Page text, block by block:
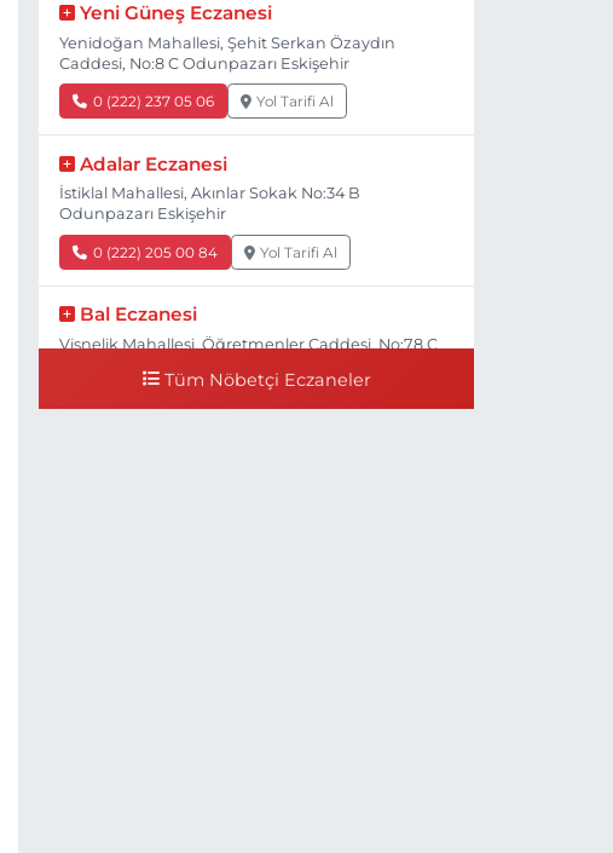
Yeni Güneş Eczanesi
Yenidoğan Mahallesi, Şehit Serkan Özaydın
Caddesi, No:8 C Odunpazarı Eskişehir
0 (222) 237 05 06 Yol Tarifi Al
Adalar Eczanesi
İstiklal Mahallesi, Akınlar Sokak No:34 B
Odunpazarı Eskişehir
0 (222) 205 00 84 Yol Tarifi Al
Bal Eczanesi
Vişnelik Mahallesi, Öğretmenler Caddesi, No:78 C
Tüm Nöbetçi Eczaneler